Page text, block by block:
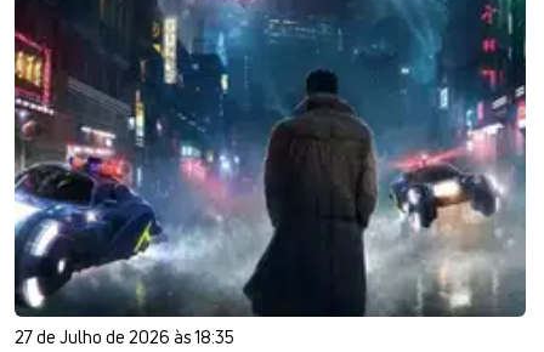
27 de Julho de 2026 às 18:35